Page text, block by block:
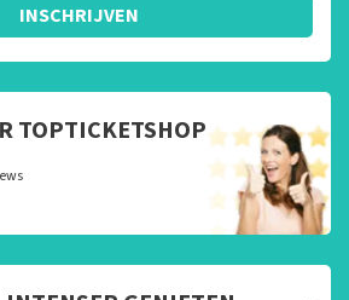
INSCHRIJVEN
TOPTICKETSHOP